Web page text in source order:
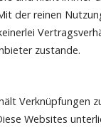
der reinen
zustande.
Verknüpfungen
Websites